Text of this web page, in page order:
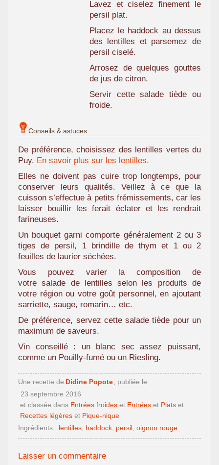
Lavez et ciselez finement le
persil plat.
Placez le haddock au dessus
des lentilles et parsemez de
persil ciselé.
Arrosez de quelques gouttes
de jus de citron.
Servir cette salade tiède ou
froide.
Conseils & astuces
De préférence, choisissez des lentilles vertes du
Puy. En savoir plus sur les lentilles.
Elles ne doivent pas cuire trop longtemps, pour
conserver leurs qualités. Veillez à ce que la
cuisson s’effectue à petits frémissements, car les
laisser bouillir les ferait éclater et les rendrait
farineuses.
Un bouquet garni comporte généralement 2 ou 3
tiges de persil, 1 brindille de thym et 1 ou 2
feuilles de laurier séchées.
Vous pouvez varier la composition de
votre salade de lentilles selon les produits de
votre région ou votre goût personnel, en ajoutant
sarriette, sauge, romarin… etc.
De préférence, servez cette salade tiède pour un
maximum de saveurs.
Vin conseillé : un blanc sec assez puissant,
comme un Pouilly-fumé ou un Riesling.
Une recette de Didine Popote , publiée le
23 septembre 2016
et classée dans Entrées froides et Entrées et Plats et
Recettes légères et Pique-nique
Ingrédients : lentilles haddock persil oignon rouge
Laisser un commentaire